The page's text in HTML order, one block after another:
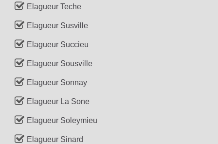
Elagueur Teche
Elagueur Susville
Elagueur Succieu
Elagueur Sousville
Elagueur Sonnay
Elagueur La Sone
Elagueur Soleymieu
Elagueur Sinard